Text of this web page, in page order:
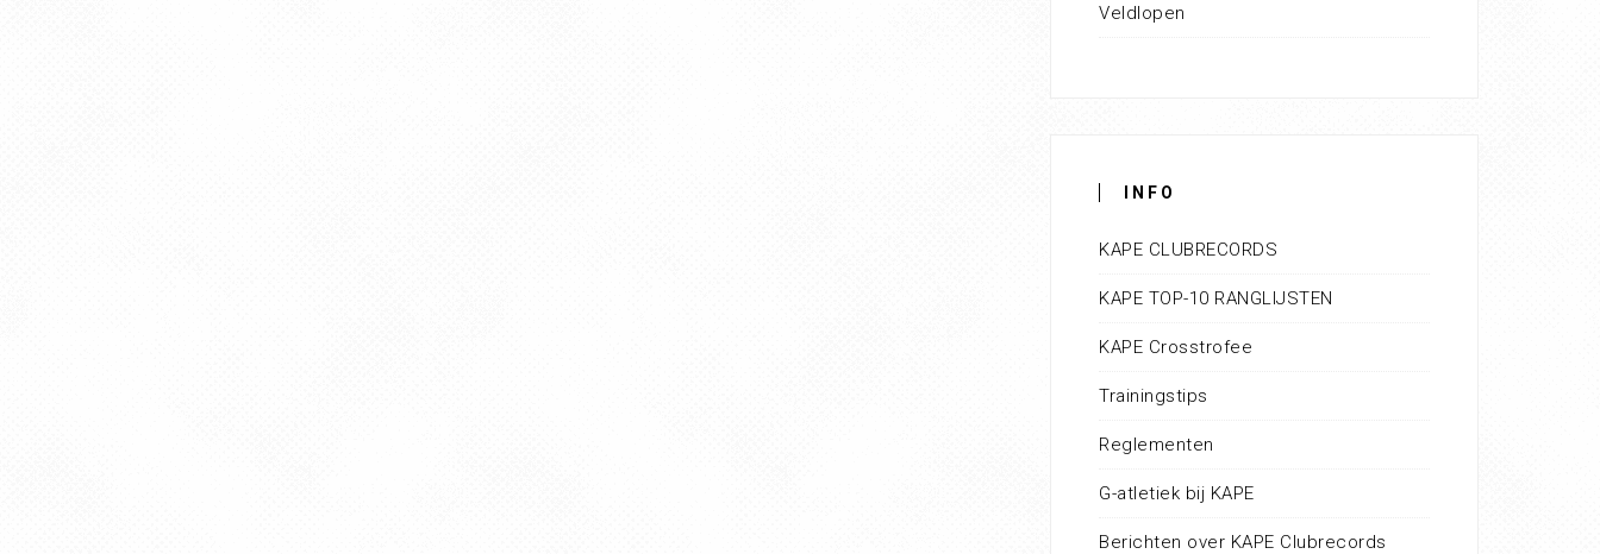
Veldlopen
INFO
KAPE CLUBRECORDS
KAPE TOP-10 RANGLIJSTEN
KAPE Crosstrofee
Trainingstips
Reglementen
G-atletiek bij KAPE
Berichten over KAPE Clubrecords